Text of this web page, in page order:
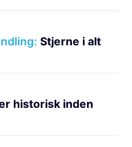
Stjerne i alt
historisk inden